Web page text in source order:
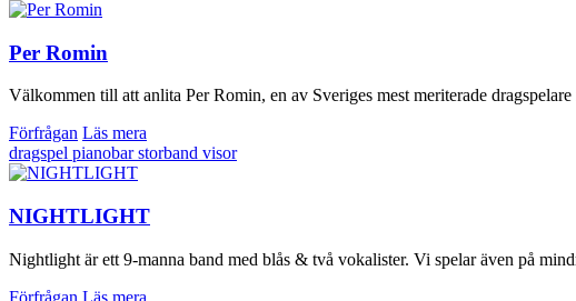
Per Romin
Välkommen till att anlita Per Romin, en av Sveriges mest meriterade
Förfrågan Läs mera
dragspel pianobarstorband visor
NIGHTLIGHT
Nightlight är ett 9-manna band med blås & två vokalister. Vi spelar även på
Förfrågan Läs mera